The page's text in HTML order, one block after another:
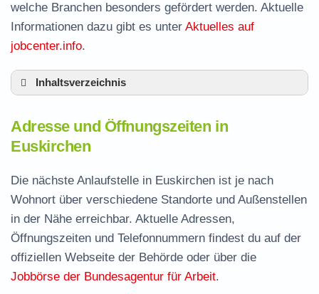
welche Branchen besonders gefördert werden. Aktuelle
Informationen dazu gibt es unter Aktuelles auf
jobcenter.info.
Inhaltsverzeichnis
Leistungen der Arbeitsvermittlung in
Euskirchen
Termin vereinbaren und Bürgergeld beantragen
Stellenangebote und Jobbörse in Euskirchen
Adresse und Öffnungszeiten in
Euskirchen
Die nächste Anlaufstelle in Euskirchen ist je nach
Wohnort über verschiedene Standorte und Außenstellen
in der Nähe erreichbar. Aktuelle Adressen,
Öffnungszeiten und Telefonnummern findest du auf der
offiziellen Webseite der Behörde oder über die
Jobbörse der Bundesagentur für Arbeit.